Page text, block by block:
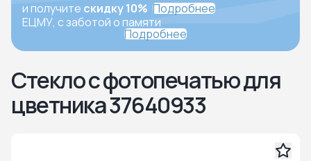
и получите скидку 10% Подробнее
ЕЦМУ, с заботой о памяти
Подробнее
Стекло с фотопечатью для
цветника 37640933